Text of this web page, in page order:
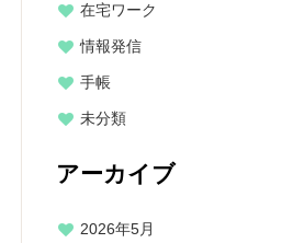
在宅ワーク
情報発信
手帳
未分類
アーカイブ
2026年5月